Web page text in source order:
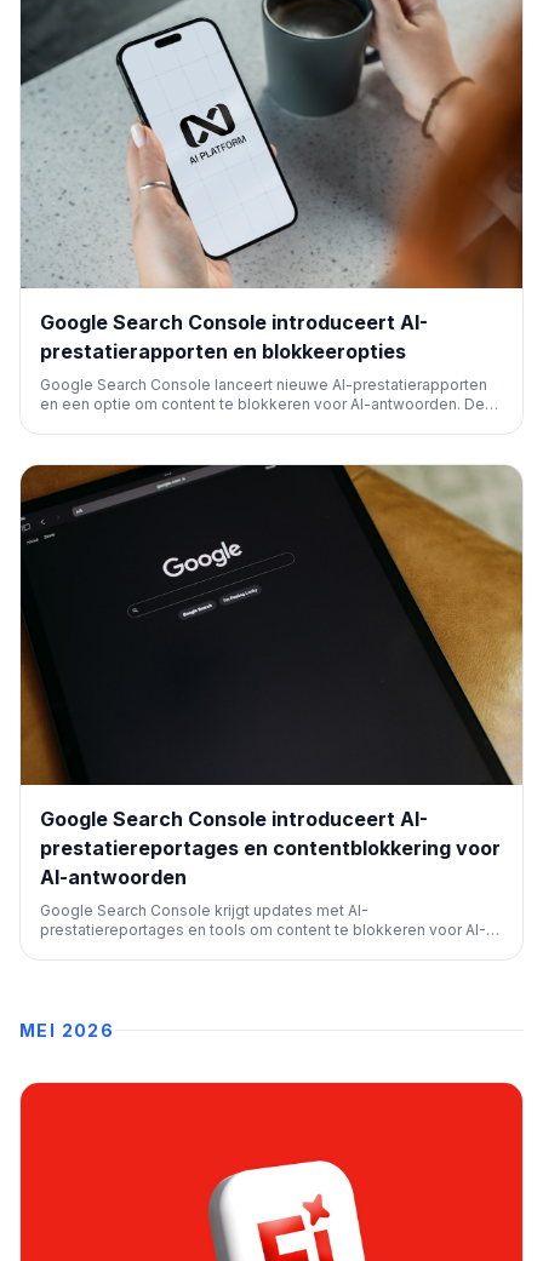
Google Search Console introduceert AI-
prestatierapporten en blokkeeropties
Google Search Console lanceert nieuwe AI-prestatierapporten
en een optie om content te blokkeren voor AI-antwoorden. Deze
Rapporten tonen impressies, geen klikken.
Google Search Console introduceert AI-
prestatiereportages en contentblokkering voor
AI-antwoorden
Google Search Console krijgt updates met AI-
prestatiereportages en tools om content te blokkeren voor AI-
MEI 2026